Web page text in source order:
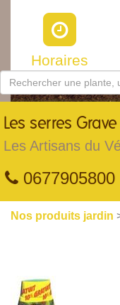
Horaires
Les serres Grave
Les Artisans du
0677905800
Nos produits jardin